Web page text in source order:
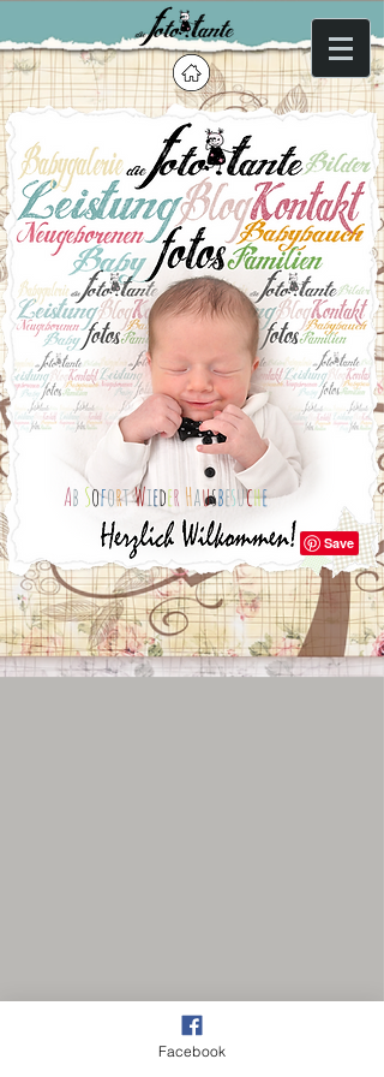
Ab SofortWieder Hausbesuche
Facebook